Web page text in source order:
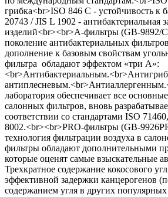
грибка<br>ISO 846 C - устойчивость к
20743 / JIS L 1902 - антибактериальная
изделий<br><br>А-фильтры (GB-9892/
поколение антибактериальных
дополнение к базовым свойствам
фильтра обладают эффектом «три А»:
лаборатория обеспечивает все
салонных фильтров, вновь
соответствии со стандартами ISO
8002.<br><br>PRO-фильтры (GB-
технология фильтрации воздуха в
фильтры обладают дополнительными
которые оценят самые взыскательные
Трехкратное содержание кокосового
эффективной задержки канцерогенов
содержанием угля в других